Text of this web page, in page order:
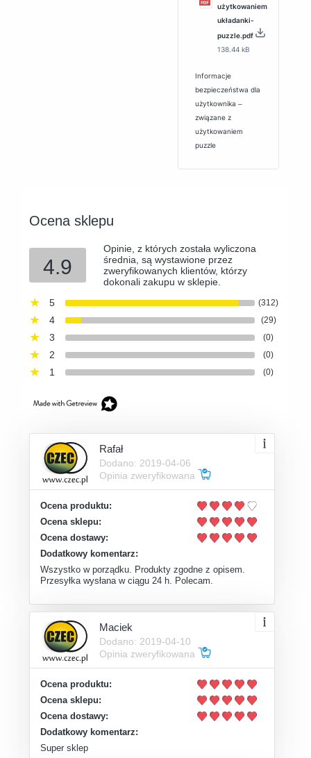
użytkowaniem
układanki-
puzzle.pdf
138.44 kB
Informacje
bezpieczeństwa dla
użytkownika ‒
związane z
użytkowaniem
puzzle
Ocena sklepu
4.9
Opinie, z których została wyliczona
średnia, są wystawione przez
zweryfikowanych klientów, którzy
dokonali zakupu w sklepie.
5
(312)
4 (29)
3 (0)
2 (0)
1 (0)
Rafał
Dodano: 2019-04-06
Opinia zweryfikowana
Ocena produktu:
Ocena sklepu:
Ocena dostawy:
Dodatkowy komentarz:
Wszystko w porządku. Produkty zgodne z opisem.
Przesyłka wysłana w ciągu 24 h. Polecam.
Maciek
Dodano: 2019-04-10
Opinia zweryfikowana
Ocena produktu:
Ocena sklepu:
Ocena dostawy:
Dodatkowy komentarz:
Super sklep